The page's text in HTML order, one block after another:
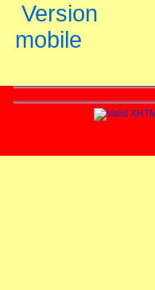
Version
mobile